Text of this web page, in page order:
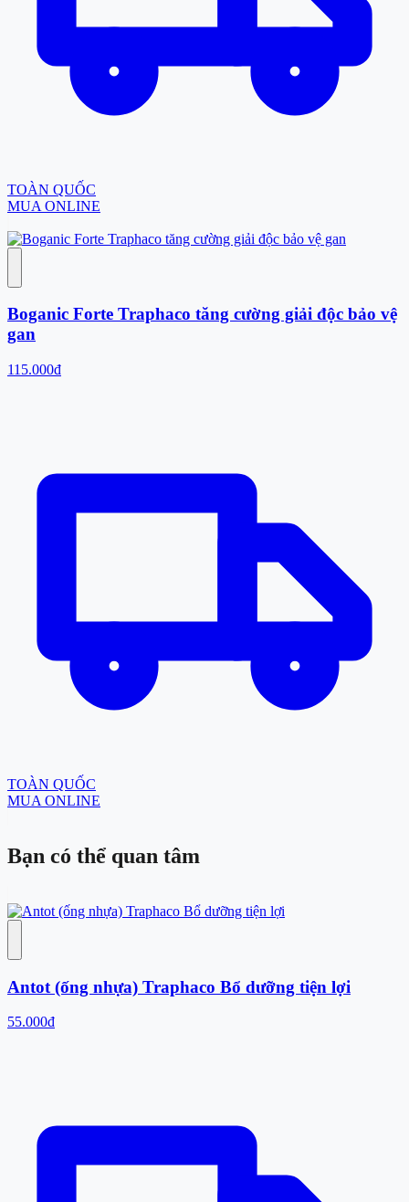
TOÀN QUỐC
MUA ONLINE
Boganic Forte Traphaco tăng cường giải độc bảo vệ
gan
115.000đ
TOÀN QUỐC
MUA ONLINE
Bạn có thể quan tâm
Antot (ống nhựa) Traphaco Bổ dưỡng tiện lợi
55.000đ